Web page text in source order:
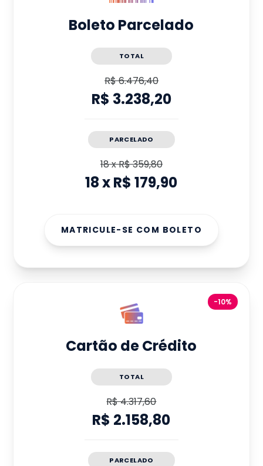
Boleto Parcelado
TOTAL
R$ 6.476,40
R$ 3.238,20
PARCELADO
18xR$ 359,80
18xR$ 179,90
MATRICULE-SE COM BOLETO
-10%
Cartão de Crédito
TOTAL
R$ 4.317,60
R$ 2.158,80
PARCELADO